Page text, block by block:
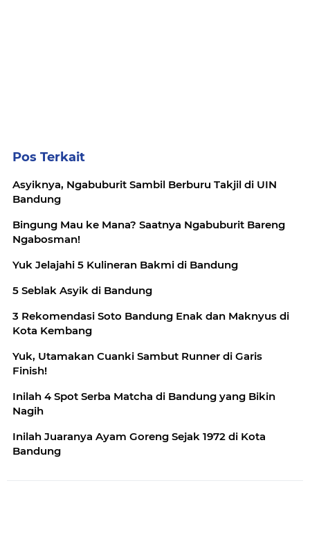
Pos Terkait
Asyiknya, Ngabuburit Sambil Berburu Takjil di UIN
Bandung
Bingung Mau ke Mana? Saatnya Ngabuburit Bareng
Ngabosman!
Yuk Jelajahi 5 Kulineran Bakmi di Bandung
5 Seblak Asyik di Bandung
3 Rekomendasi Soto Bandung Enak dan Maknyus di
Kota Kembang
Yuk, Utamakan Cuanki Sambut Runner di Garis
Finish!
Inilah 4 Spot Serba Matcha di Bandung yang Bikin
Nagih
Inilah Juaranya Ayam Goreng Sejak 1972 di Kota
Bandung